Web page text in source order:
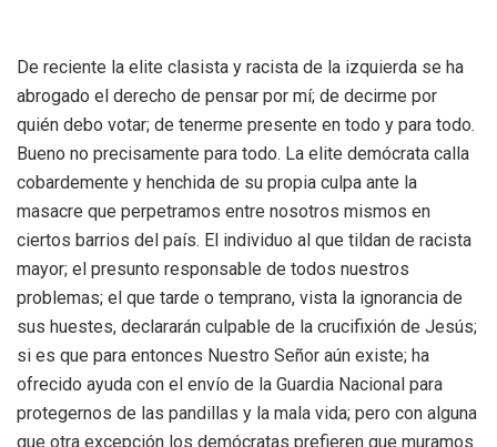
De reciente la elite clasista y racista de la izquierda se ha
abrogado el derecho de pensar por mí; de decirme por
quién debo votar; de tenerme presente en todo y para todo.
Bueno no precisamente para todo. La elite demócrata calla
cobardemente y henchida de su propia culpa ante la
masacre que perpetramos entre nosotros mismos en
ciertos barrios del país. El individuo al que tildan de racista
mayor; el presunto responsable de todos nuestros
problemas; el que tarde o temprano, vista la ignorancia de
sus huestes, declararán culpable de la crucifixión de Jesús;
si es que para entonces Nuestro Señor aún existe; ha
ofrecido ayuda con el envío de la Guardia Nacional para
protegernos de las pandillas y la mala vida; pero con alguna
que otra excepción los demócratas prefieren que muramos